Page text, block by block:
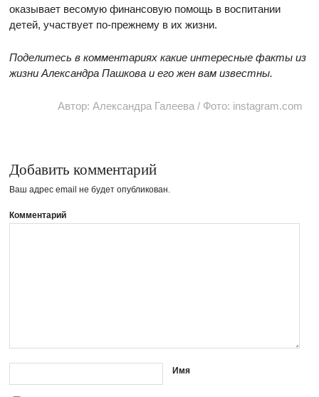
оказывает весомую финансовую помощь в воспитании
детей, участвует по-прежнему в их жизни.
Поделитесь в комментариях какие интересные факты из
жизни Александра Пашкова и его жен вам известны.
Автор: Александра Галеева / Фото: instagram.com
Добавить комментарий
Ваш адрес email не будет опубликован.
Комментарий
Имя